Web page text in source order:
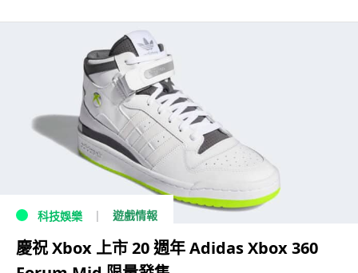
科技娛樂 遊戲情報
慶祝 Xbox 上市 20 週年 Adidas Xbox 360